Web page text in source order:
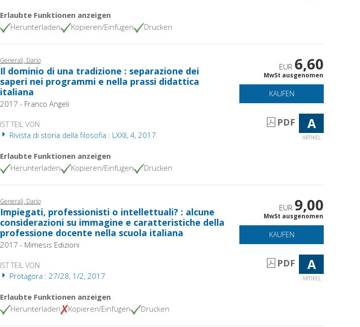
Erlaubte Funktionen anzeigen
Herunterladen
Kopieren/Einfügen Drucken
Generali, Dario
Il dominio di una tradizione : separazione dei
saperi nei programmi e nella prassi didattica
italiana
2017 - Franco Angeli
IST TEIL VON
Rivista di storia della filosofia : LXXII, 4, 2017
Erlaubte Funktionen anzeigen
Herunterladen
Kopieren/Einfügen Drucken
EUR 6,60
MwSt ausgenomen
KAUFEN
PDF A
ARTIKEL
Generali, Dario
Impiegati, professionisti o intellettuali? : alcune
considerazioni su immagine e caratteristiche della
professione docente nella scuola italiana
2017 - Mimesis Edizioni
IST TEIL VON
Protagora : 27/28, 1/2, 2017
Erlaubte Funktionen anzeigen
Herunterladen
Kopieren/Einfügen Drucken
EUR 9,00
MwSt ausgenomen
KAUFEN
PDF A
ARTIKEL